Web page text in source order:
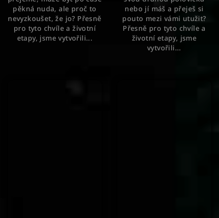
pěkná nuda, ale proč to
nevyzkoušet, že jo? Přesně
pro tyto chvíle a životní
etapy, jsme vytvořili...
nebo jí máš a přeješ si
pouto mezi vámi utužit?
Přesně pro tyto chvíle a
životní etapy, jsme
vytvořili...